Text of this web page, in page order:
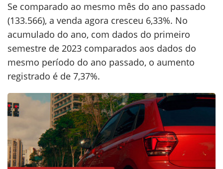
Se comparado ao mesmo mês do ano passado
(133.566), a venda agora cresceu 6,33%. No
acumulado do ano, com dados do primeiro
semestre de 2023 comparados aos dados do
mesmo período do ano passado, o aumento
registrado é de 7,37%.